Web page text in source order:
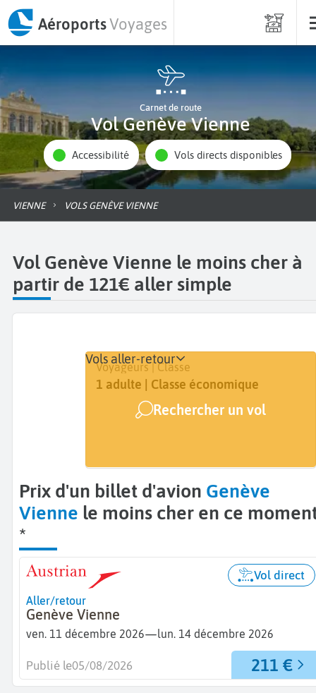
AéroportsVoyages
Carnet de route
Vol Genève Vienne
Accessibilité Vols directs disponibles
VIENNE VOLS GENÈVE VIENNE
Vol Genève Vienne le moins cher à
partir de 121€ aller simple
Départ
Genève (GVA)
Dates
Dates de votre voyage
Voyageurs | Classe
1 adulte | Classe économique
Rechercher un vol
Vols aller-retour
Prix d'un billet d'avion Genève
Vienne le moins cher en ce
*
Aller/retour
Genève Vienne
ven. 11 décembre 2026—lun. 14 décembre 2026
Vol direct
211 €
Publié le05/08/2026